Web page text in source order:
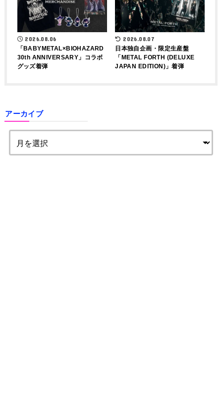
2026.08.06
「BABYMETAL×BIOHAZARD
30th ANNIVERSARY」コラボ
グッズ着弾
2026.08.07
日本独自企画・限定生産盤
「METAL FORTH (DELUXE
JAPAN EDITION)」着弾
アーカイブ